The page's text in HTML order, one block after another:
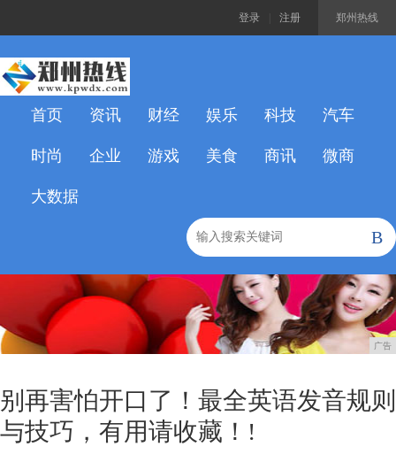
郑州热线
登录 注册
首页 资讯 财经 娱乐 科技 汽车
时尚 企业 游戏 美食 商讯 微商
大数据
B
广告
别再害怕开口了！最全英语发音规则
与技巧，有用请收藏！!